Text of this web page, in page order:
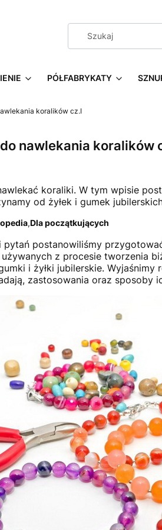
PÓŁFABRYKATY
koralików cz.I
nawlekania koralików
koraliki. W tym wpisie
od żyłek i gumek
,Dla początkujących
postanowiliśmy
z procesie tworzenia
i żyłki jubilerskie.
zastosowania oraz sposoby